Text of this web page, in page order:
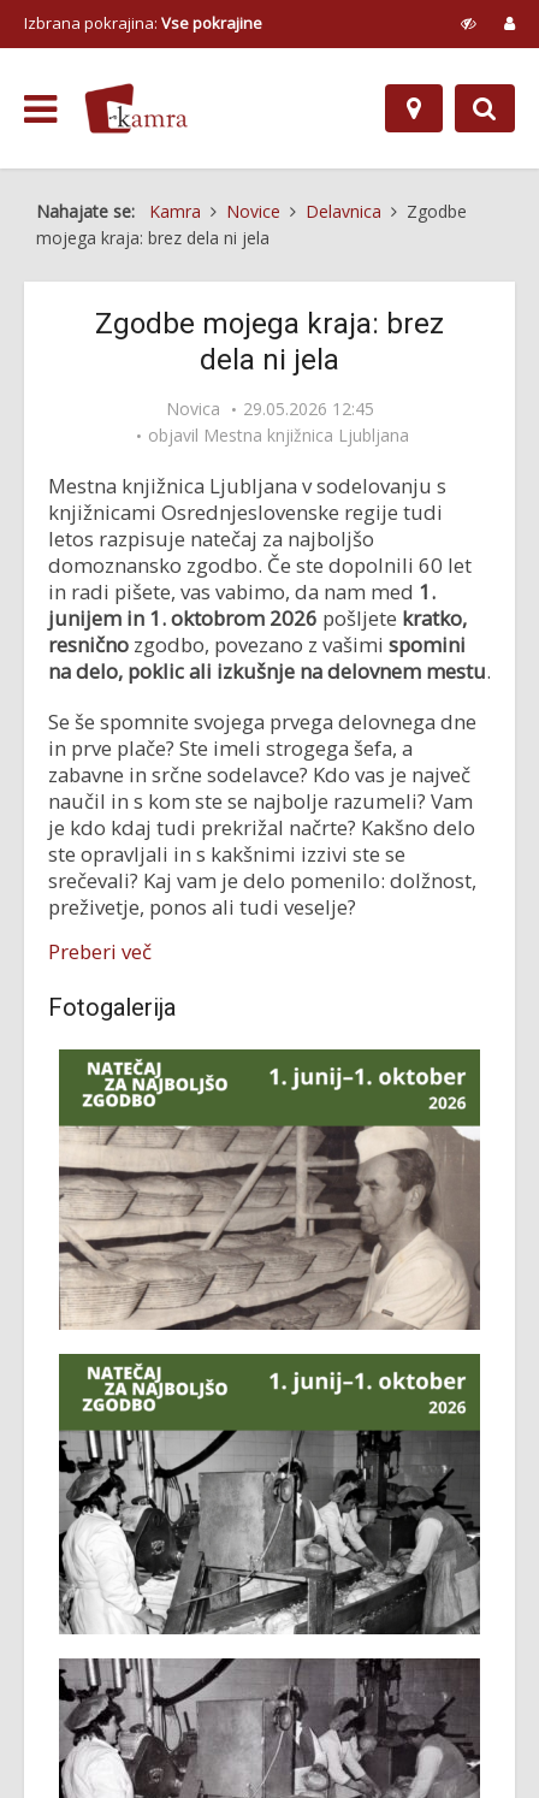
Izbrana pokrajina: Vse pokrajine
Nahajate se: Kamra Novice Delavnica
Zgodbe
mojega kraja: brez dela ni jela
Zgodbe mojega kraja: brez
dela ni jela
Novica
29.05.2026 12:45
objavil Mestna knjižnica Ljubljana
Mestna knjižnica Ljubljana v sodelovanju s
knjižnicami Osrednjeslovenske regije tudi
letos razpisuje natečaj za najboljšo
domoznansko zgodbo. Če ste dopolnili 60 let
in radi pišete, vas vabimo, da nam med 1.
junijem in 1. oktobrom 2026 pošljete kratko,
resnično zgodbo, povezano z vašimi spomini
na delo, poklic ali izkušnje na delovnem mestu.
Se še spomnite svojega prvega delovnega dne
in prve plače? Ste imeli strogega šefa, a
zabavne in srčne sodelavce? Kdo vas je največ
naučil in s kom ste se najbolje razumeli? Vam
je kdo kdaj tudi prekrižal načrte? Kakšno delo
ste opravljali in s kakšnimi izzivi ste se
srečevali? Kaj vam je delo pomenilo: dolžnost,
preživetje, ponos ali tudi veselje?
Preberi več
Fotogalerija